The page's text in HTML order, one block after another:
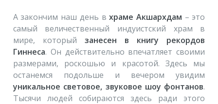
А закончим наш день вхраме Акшархдам – это
самый величественный индуистский храм в
мире, который занесен в книгу рекордов
Гиннеса. Он действительно впечатляет своими
размерами, роскошью и красотой. Здесь мы
останемся подольше и вечером увидим
уникальное световое, звуковое шоу фонтанов.
Тысячи людей собираются здесь ради этого